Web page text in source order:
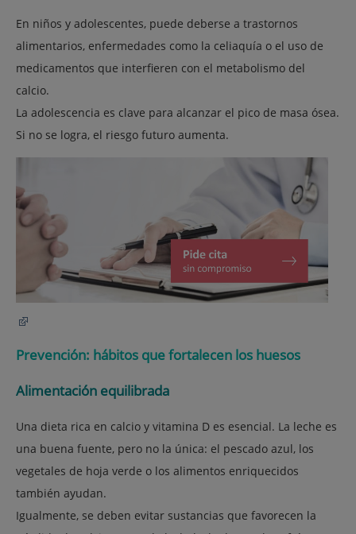
En niños y adolescentes, puede deberse a trastornos
alimentarios, enfermedades como la celiaquía o el uso de
medicamentos que interfieren con el metabolismo del
calcio.
La adolescencia es clave para alcanzar el pico de masa ósea.
Si no se logra, el riesgo futuro aumenta.
Prevención: hábitos que fortalecen los huesos
Alimentación equilibrada
Una dieta rica en calcio y vitamina D es esencial. La leche es
una buena fuente, pero no la única: el pescado azul, los
vegetales de hoja verde o los alimentos enriquecidos
también ayudan.
Igualmente, se deben evitar sustancias que favorecen la